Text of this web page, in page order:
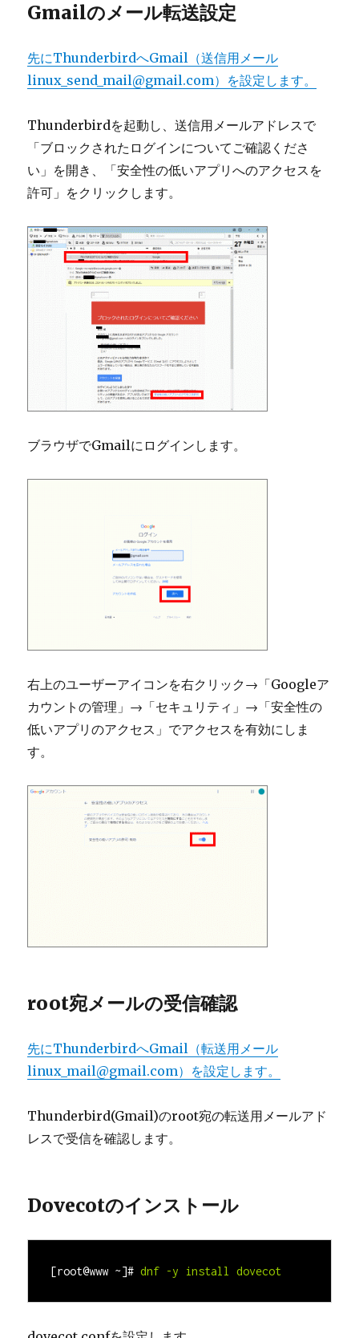
Gmailのメール転送設定
先にThunderbirdへGmail（送信用メール
linux_send_mail@gmail.com）を設定します。
Thunderbirdを起動し、送信用メールアドレスで
「ブロックされたログインについてご確認くださ
い」を開き、「安全性の低いアプリへのアクセスを
許可」をクリックします。
ブラウザでGmailにログインします。
右上のユーザーアイコンを右クリック→「Googleア
カウントの管理」→「セキュリティ」→「安全性の
低いアプリのアクセス」でアクセスを有効にしま
す。
root宛メールの受信確認
先にThunderbirdへGmail（転送用メール
linux_mail@gmail.com）を設定します。
Thunderbird(Gmail)のroot宛の転送用メールアド
レスで受信を確認します。
Dovecotのインストール
[root@www ~]# dnf -y install dovecot